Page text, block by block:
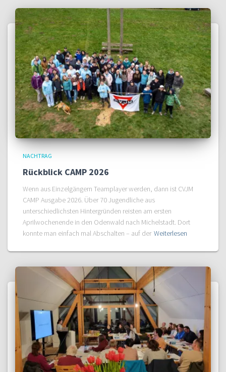
NACHTRAG
Rückblick CAMP 2026
Wenn aus Einzelgängern Teamplayer werden, dann ist CVJM
CAMP Ausgabe 2026. Über 70 Jugendliche aus
unterschiedlichsten Hintergründen reisten am ersten
Aprilwochenende in den Odenwald nach Michelstadt. Dort
konnte man einfach mal Abschalten – auf der Weiterlesen